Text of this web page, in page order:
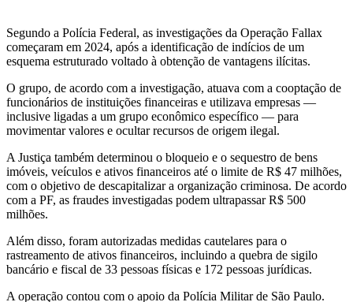
Segundo a Polícia Federal, as investigações da Operação Fallax
começaram em 2024, após a identificação de indícios de um
esquema estruturado voltado à obtenção de vantagens ilícitas.
O grupo, de acordo com a investigação, atuava com a cooptação de
funcionários de instituições financeiras e utilizava empresas —
inclusive ligadas a um grupo econômico específico — para
movimentar valores e ocultar recursos de origem ilegal.
A Justiça também determinou o bloqueio e o sequestro de bens
imóveis, veículos e ativos financeiros até o limite de R$ 47 milhões,
com o objetivo de descapitalizar a organização criminosa. De acordo
com a PF, as fraudes investigadas podem ultrapassar R$ 500
milhões.
Além disso, foram autorizadas medidas cautelares para o
rastreamento de ativos financeiros, incluindo a quebra de sigilo
bancário e fiscal de 33 pessoas físicas e 172 pessoas jurídicas.
A operação contou com o apoio da Polícia Militar de São Paulo.